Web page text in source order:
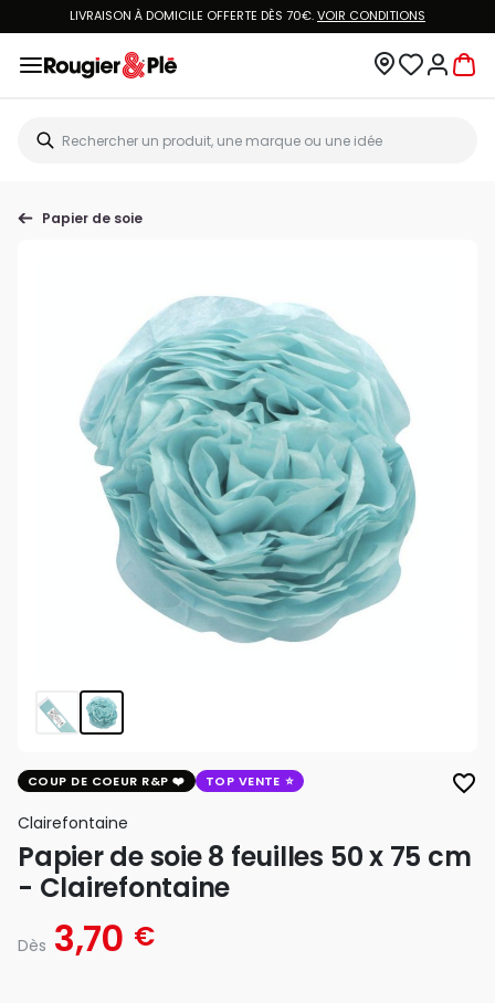
LIVRAISON À DOMICILE OFFERTE DÈS 70€.VOIR CONDITIONS
Papier de soie
COUP DE COEUR R&P TOP VENTE favorite_border
Clairefontaine
Papier de soie 8 feuilles 50 x 75 cm
- Clairefontaine
Dès 3,70 €